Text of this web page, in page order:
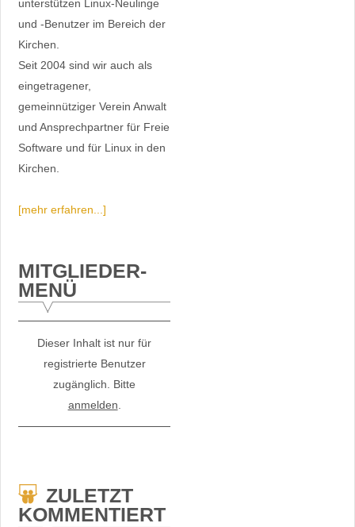
unterstützen Linux-Neulinge
und -Benutzer im Bereich der
Kirchen.
Seit 2004 sind wir auch als
eingetragener,
gemeinnütziger Verein Anwalt
und Ansprechpartner für Freie
Software und für Linux in den
Kirchen.
[mehr erfahren...]
MITGLIEDER-
MENÜ
Dieser Inhalt ist nur für
registrierte Benutzer
zugänglich. Bitte
anmelden
ZULETZT
KOMMENTIERT